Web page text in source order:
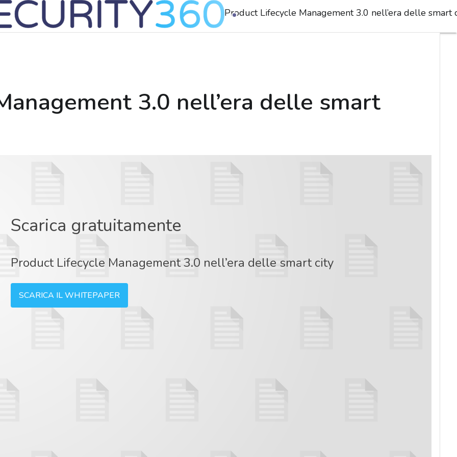
Product Lifecycle Management 3.0 nell’era delle smart
3.0 nell’era delle smart
Scarica gratuitamente
Product Lifecycle Management 3.0 nell’era delle smart city
SCARICA IL WHITEPAPER